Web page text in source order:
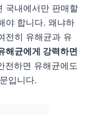
국내에서만 판매할
야 합니다. 왜냐하
전히 유해균과 유
해균에게 강력하면
전하면 유해균에도
입니다.